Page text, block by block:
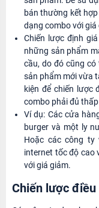
bán thường kết
dạng combo với giá
Chiến lược định
những sản phẩm
cầu, do đó cũng
sản phẩm mới vừa
kiện để chiến lược
combo phải đủ
Ví dụ: Các cửa
burger và một ly
Hoặc các công ty
internet tốc độ cao
với giá giảm.
Chiến lược điều